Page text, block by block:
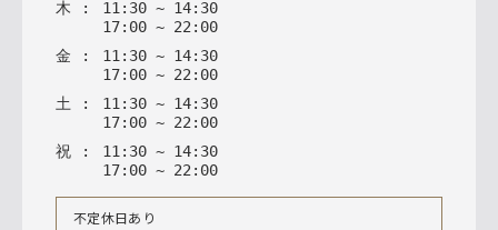
木 : 11 : 30 ~ 14: 30
17: 00 ~ 22 : 00
金 : 11 : 30 ~ 14: 30
17: 00 ~ 22 : 00
土 : 11 : 30 ~ 14: 30
17: 00 ~ 22 : 00
祝 : 11: 30 ~ 14: 30
17: 00 ~ 22: 00
不定休日あり